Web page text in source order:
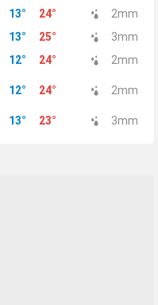
13° 24° 2mm
13° 25° 3mm
12° 24° 2mm
12° 24° 2mm
13° 23° 3mm